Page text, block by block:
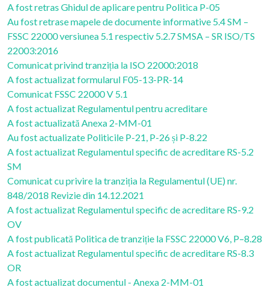
A fost retras Ghidul de aplicare pentru Politica P-05
Au fost retrase mapele de documente informative 5.4 SM –
FSSC 22000 versiunea 5.1 respectiv 5.2.7 SMSA – SR ISO/TS
22003:2016
Comunicat privind tranziția la ISO 22000:2018
A fost actualizat formularul F05-13-PR-14
Comunicat FSSC 22000 V 5.1
A fost actualizat Regulamentul pentru acreditare
A fost actualizată Anexa 2-MM-01
Au fost actualizate Politicile P-21, P-26 și P-8.22
A fost actualizat Regulamentul specific de acreditare RS-5.2
SM
Comunicat cu privire la tranziția la Regulamentul (UE) nr.
848/2018 Revizie din 14.12.2021
A fost actualizat Regulamentul specific de acreditare RS-9.2
OV
A fost publicată Politica de tranziție la FSSC 22000 V6, P–8.28
A fost actualizat Regulamentul specific de acreditare RS-8.3
OR
A fost actualizat documentul - Anexa 2-MM-01